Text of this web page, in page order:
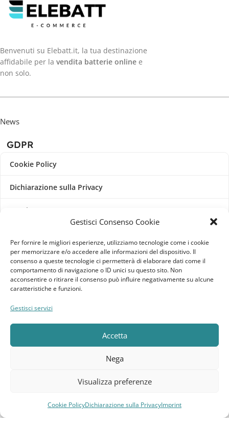
Gestisci Consenso Cookie
Per fornire le migliori esperienze, utilizziamo tecnologie come i cookie
per memorizzare e/o accedere alle informazioni del dispositivo. Il
consenso a queste tecnologie ci permetterà di elaborare dati come il
comportamento di navigazione o ID unici su questo sito. Non
acconsentire o ritirare il consenso può influire negativamente su alcune
caratteristiche e funzioni.
Gestisci servizi
Accetta
Nega
Visualizza preferenze
Cookie PolicyDichiarazione sulla PrivacyImprint
Benvenuti su Elebatt.it, la tua destinazione
affidabile per la vendita batterie online e
non solo.
News
GDPR
Cookie Policy
Dichiarazione sulla Privacy
Imprint
Disconoscimento
Pagine Dedicate
Raffrescatori Evaporativi Industriali
Lista dei desideri
CarrelloMenu